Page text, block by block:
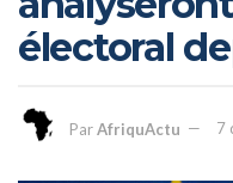
électoral
ParAfriquActu 7